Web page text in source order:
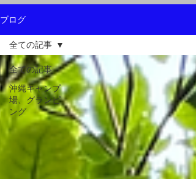
ブログ
全ての記事
沖縄キャンプ
場、グランピ
ング
全ての記事